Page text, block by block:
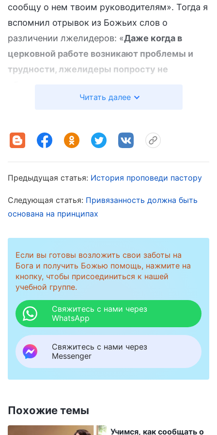
сообщу о нем твоим руководителям». Тогда я
вспомнил отрывок из Божьих слов о
различении лжелидеров: «Даже когда в
церковной работе возникают проблемы и
трудности, лжелидеры попросту не
излагают немного доктрин и бездумно
отстали. О каком бы пункте работы ни шла
речь, они никогда не придут лично на
рабочее место, чтобы попытаться понять и
проконтролировать работу. Не увидишь,
контролировали работу, предотвращая
появление в ней недостатков и отклонений.
Это самое очевидное проявление
небрежного отношения лжелидеров к
работе»(Слово, том V. Обязанности лидеров и
работников. Обязанности лидеров и работников
. Я подумал: «Поведение моего лидера
такое же, как описывают Божьи слова. Если
она не хочет исследовать или решать
проблемы в моей работе, разве она не
сообщал лидеру о замеченных мной
проблемах, и не просил нескольких человек,
Читать далее
Предыдущая статья: История проповеди пастору
Следующая статья: Привязанность должна быть
основана на принципах
Если вы готовы возложить свои заботы на
Бога и получить Божью помощь, нажмите на
кнопку, чтобы присоединиться к нашей
учебной группе.
Свяжитесь с нами через
WhatsApp
Свяжитесь с нами через
Messenger
Похожие темы
Учимся, как сообщать о